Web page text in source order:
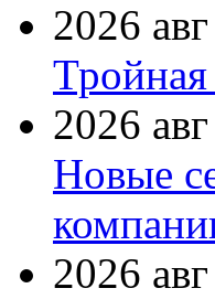
2026
2026
Новые
2026